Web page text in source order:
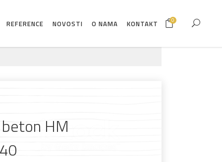
REFERENCE NOVOSTI O NAMA KONTAKT 0
HM